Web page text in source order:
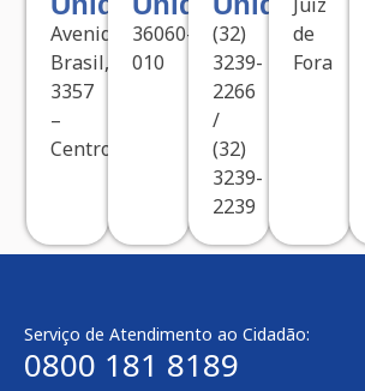
Avenida
Brasil,
3357
–
Centro
36060-
010
(32)
3239-
2266
/
(32)
3239-
2239
de
Fora
Serviço de Atendimento ao Cidadão:
0800 181 8189